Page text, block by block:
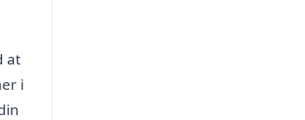
at
i